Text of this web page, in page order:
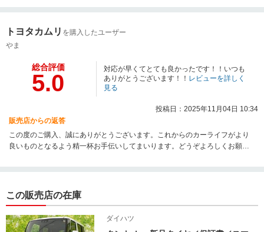
トヨタカムリ を購入したユーザー
やま
総合評価
5.0
対応が早くてとても良かったです！！いつも
ありがとうございます！！ レビューを詳しく
見る
投稿日：2025年11月04日 10:34
販売店からの返答
この度のご購入、誠にありがとうございます。これからのカーライフがより
良いものとなるよう精一杯お手伝いしてまいります。どうぞよろしくお願い
この販売店の在庫
ダイハツ